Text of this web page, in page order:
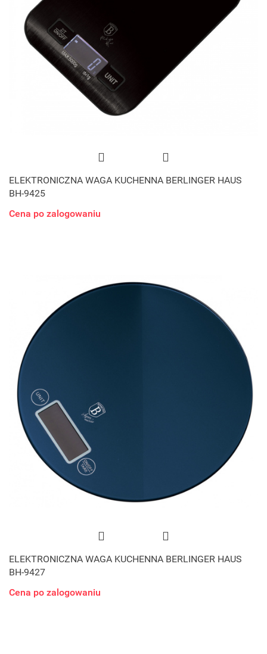
ELEKTRONICZNA WAGA KUCHENNA BERLINGER HAUS
BH-9425
Cena po zalogowaniu
ELEKTRONICZNA WAGA KUCHENNA BERLINGER HAUS
BH-9427
Cena po zalogowaniu